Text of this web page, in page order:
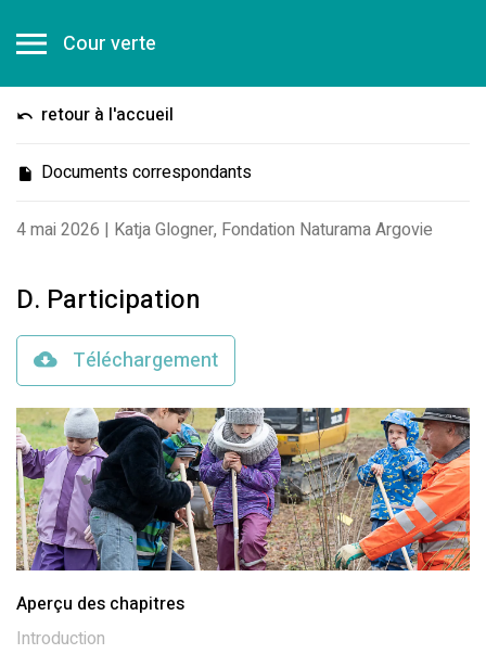
Cour verte
retour à l'accueil
4 mai 2026 | Katja Glogner, Fondation Naturama Argovie
Documents correspondants
D. Participation
Téléchargement
Aperçu des chapitres
Introduction